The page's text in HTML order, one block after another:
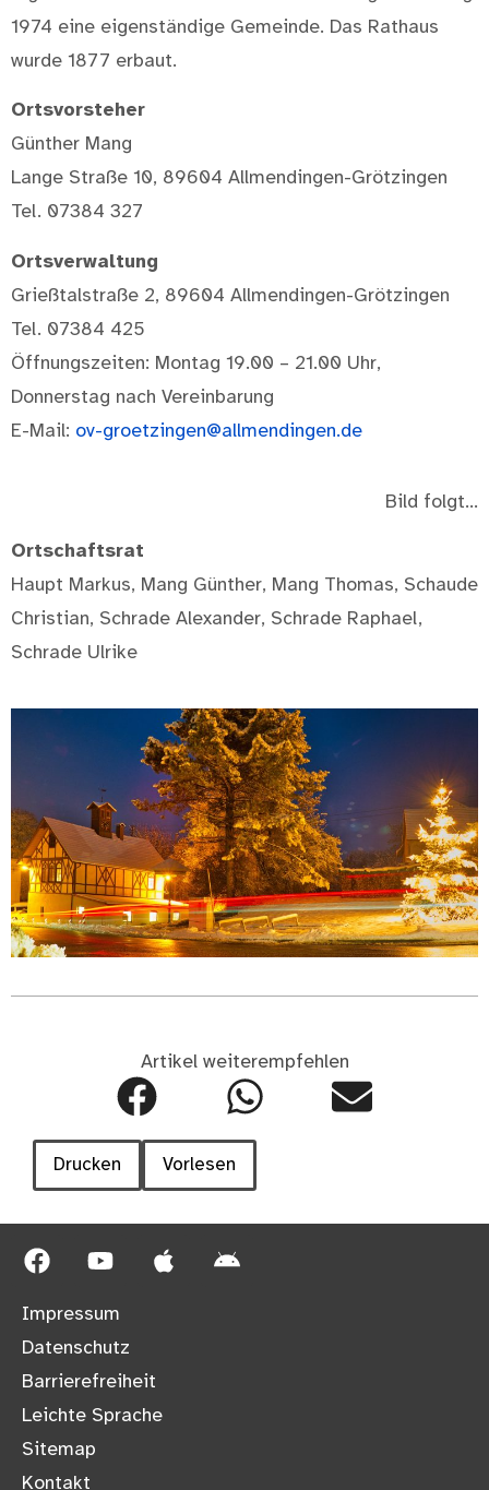
1974 eine eigenständige Gemeinde. Das Rathaus
wurde 1877 erbaut.
Ortsvorsteher
Günther Mang
Lange Straße 10, 89604 Allmendingen-Grötzingen
Tel. 07384 327
Ortsverwaltung
Grießtalstraße 2, 89604 Allmendingen-Grötzingen
Tel. 07384 425
Öffnungszeiten: Montag 19.00 – 21.00 Uhr,
Donnerstag nach Vereinbarung
E-Mail: ov-groetzingen@allmendingen.de
Bild folgt…
Ortschaftsrat
Haupt Markus, Mang Günther, Mang Thomas, Schaude
Christian, Schrade Alexander, Schrade Raphael,
Schrade Ulrike
Artikel weiterempfehlen
Drucken Vorlesen
Impressum
Datenschutz
Barrierefreiheit
Leichte Sprache
Sitemap
Kontakt